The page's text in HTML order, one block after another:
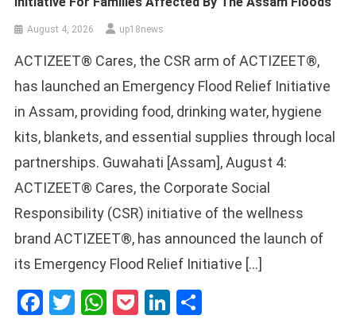
August 4, 2026 up18news
ACTIZEET® Cares, the CSR arm of ACTIZEET®,
has launched an Emergency Flood Relief Initiative
in Assam, providing food, drinking water, hygiene
kits, blankets, and essential supplies through local
partnerships. Guwahati [Assam], August 4:
ACTIZEET® Cares, the Corporate Social
Responsibility (CSR) initiative of the wellness
brand ACTIZEET®, has announced the launch of
its Emergency Flood Relief Initiative […]
Facebook
Twitter
WhatsApp
PocketLinkedIn